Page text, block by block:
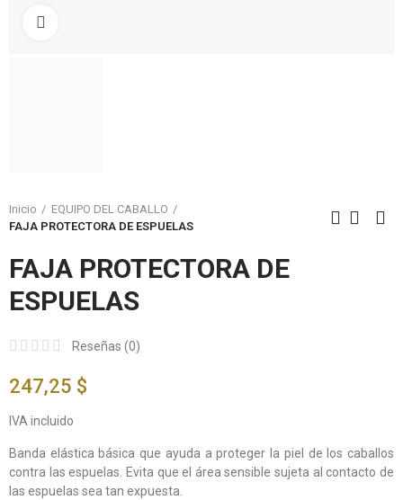
Inicio
EQUIPO DEL CABALLO
FAJA PROTECTORA DE ESPUELAS
FAJA PROTECTORA DE
ESPUELAS
Reseñas (0)
247,25 $
IVA incluido
Banda elástica básica que ayuda a proteger la piel de los caballos
contra las espuelas. Evita que el área sensible sujeta al contacto de
las espuelas sea tan expuesta.